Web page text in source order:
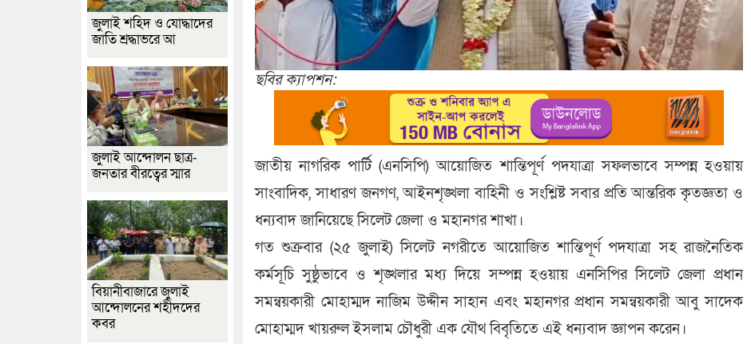
ছবির ক্যাপশন:
জাতীয় নাগরিক পার্টি (এনসিপি) আয়োজিত শান্তিপূর্ণ পদযাত্রা সফলভাবে সম্পন্ন হওয়ায়
সাংবাদিক, সাধারণ জনগণ, আইনশৃঙ্খলা বাহিনী ও সংশ্লিষ্ট সবার প্রতি আন্তরিক কৃতজ্ঞতা ও
ধন্যবাদ জানিয়েছে সিলেট জেলা ও মহানগর শাখা।
গত শুক্রবার (২৫ জুলাই) সিলেট নগরীতে আয়োজিত শান্তিপূর্ণ পদযাত্রা সহ রাজনৈতিক
কর্মসূচি সুষ্ঠুভাবে ও শৃঙ্খলার মধ্য দিয়ে সম্পন্ন হওয়ায় এনসিপির সিলেট জেলা প্রধান
সমন্বয়কারী মোহাম্মদ নাজিম উদ্দীন সাহান এবং মহানগর প্রধান সমন্বয়কারী আবু সাদেক
মোহাম্মদ খায়রুল ইসলাম চৌধুরী এক যৌথ বিবৃতিতে এই ধন্যবাদ জ্ঞাপন করেন।
জুলাই শহিদ ও যোদ্ধাদের
জাতি শ্রদ্ধাভরে আ
জুলাই আন্দোলন ছাত্র-
জনতার বীরত্বের স্মার
বিয়ানীবাজারে জুলাই
আন্দোলনের শহীদদের
কবর